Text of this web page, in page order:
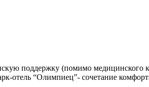
поддержку (помимо медицинского
отель “Олимпиец”- сочетание